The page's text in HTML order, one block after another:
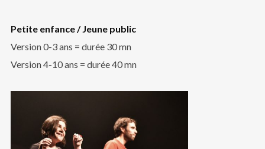
Petite enfance / Jeune public
Version 0-3 ans = durée 30 mn
Version 4-10 ans = durée 40 mn